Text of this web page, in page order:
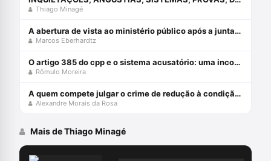
Thiago Minagé
A abertura de vista ao ministério público após a juntada da resposta à acusação
Marcos Eberhardtz
O artigo 385 do cpp e o sistema acusatório: uma incompatiblidade com a constituição federal
Rômulo Moreira
A quem compete julgar o crime de redução à condição análoga à escravo (cp, art. 149)?
Alexandre Morais da Rosa
Mais de Thiago Minagé